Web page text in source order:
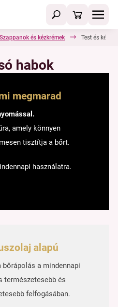
Szappanok és kézkrémek Test és
habok
megmarad
amely könnyen
tisztítja a bőrt.
használatra.
alapú
bőrápolás a mindennapi
természetesebb és
felfogásában.